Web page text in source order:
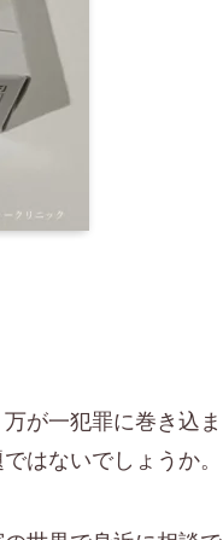
が一犯罪に巻き込ま
はないでしょうか。